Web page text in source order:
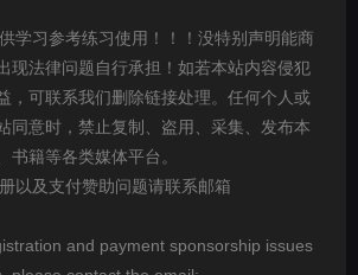
学习参考练习使用！！！没特别声明能商
现法律问题自行承担！如若本站内容侵犯
，可联系我们删除链接处理。任何个人或
同意时，禁止复制、盗用、采集、发布本
书籍等各类媒体平台。
以及支付赞助问题请联系邮箱
and payment sponsorship issues